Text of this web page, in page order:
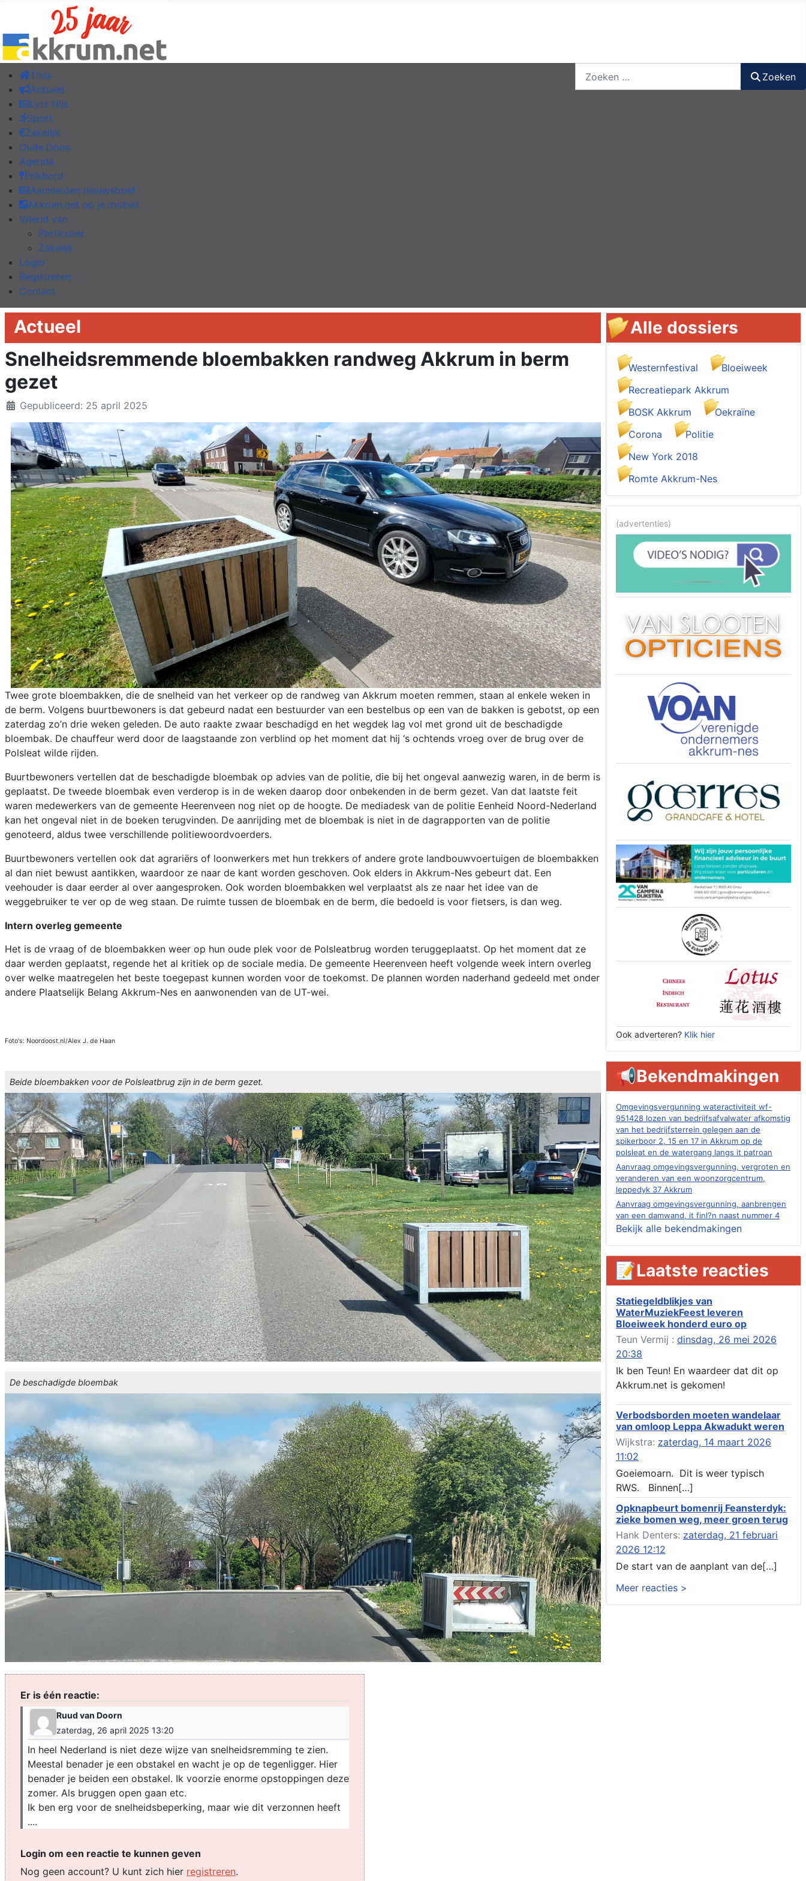
Thús
Actueel
Lyts Nijs
Sport
Zakelijk
Oude Doos
Agenda
Prikbord
Aanmelden nieuwsbrief
Akkrum.net op je mobiel
Vriend van
Particulier
Zakelijk
Login
Registreren
Contact
Zoeken
Actueel
Snelheidsremmende bloembakken randweg Akkrum in berm
gezet
DetailsGepubliceerd: 25 april 2025
Twee grote bloembakken, die de snelheid van het verkeer op de randweg van Akkrum moeten remmen, staan al enkele weken in
de berm. Volgens buurtbewoners is dat gebeurd nadat een bestuurder van een bestelbus op een van de bakken is gebotst, op een
zaterdag zo’n drie weken geleden. De auto raakte zwaar beschadigd en het wegdek lag vol met grond uit de beschadigde
bloembak. De chauffeur werd door de laagstaande zon verblind op het moment dat hij ‘s ochtends vroeg over de brug over de
Polsleat wilde rijden.
Buurtbewoners vertellen dat de beschadigde bloembak op advies van de politie, die bij het ongeval aanwezig waren, in de berm is
geplaatst. De tweede bloembak even verderop is in de weken daarop door onbekenden in de berm gezet. Van dat laatste feit
waren medewerkers van de gemeente Heerenveen nog niet op de hoogte. De mediadesk van de politie Eenheid Noord-Nederland
kan het ongeval niet in de boeken terugvinden. De aanrijding met de bloembak is niet in de dagrapporten van de politie
genoteerd, aldus twee verschillende politiewoordvoerders.
Buurtbewoners vertellen ook dat agrariërs of loonwerkers met hun trekkers of andere grote landbouwvoertuigen de bloembakken
al dan niet bewust aantikken, waardoor ze naar de kant worden geschoven. Ook elders in Akkrum-Nes gebeurt dat. Een
veehouder is daar eerder al over aangesproken. Ook worden bloembakken wel verplaatst als ze naar het idee van de
weggebruiker te ver op de weg staan. De ruimte tussen de bloembak en de berm, die bedoeld is voor fietsers, is dan weg.
Intern overleg gemeente
Het is de vraag of de bloembakken weer op hun oude plek voor de Polsleatbrug worden teruggeplaatst. Op het moment dat ze
daar werden geplaatst, regende het al kritiek op de sociale media. De gemeente Heerenveen heeft volgende week intern overleg
over welke maatregelen het beste toegepast kunnen worden voor de toekomst. De plannen worden naderhand gedeeld met onder
andere Plaatselijk Belang Akkrum-Nes en aanwonenden van de UT-wei.
Foto's: Noordoost.nl/Alex J. de Haan
Beide bloembakken voor de Polsleatbrug zijn in de berm gezet.
De beschadigde bloembak
Er is één reactie:
Ruud van Doorn
zaterdag, 26 april 2025 13:20
In heel Nederland is niet deze wijze van snelheidsremming te zien.
Meestal benader je een obstakel en wacht je op de tegenligger. Hier
benader je beiden een obstakel. Ik voorzie enorme opstoppingen deze
zomer. Als bruggen open gaan etc.
Ik ben erg voor de snelheidsbeperking, maar wie dit verzonnen heeft
....
Login om een reactie te kunnen geven
Nog geen account? U kunt zich hier registreren.
Alle dossiers
Westernfestival
Bloeiweek
Recreatiepark Akkrum
BOSK Akkrum
Oekraïne
Corona
Politie
New York 2018
Romte Akkrum-Nes
(advertenties)
Ook adverteren? Klik hier
📢Bekendmakingen
Omgevingsvergunning wateractiviteit wf-
951428 lozen van bedrijfsafvalwater afkomstig
van het bedrijfsterrein gelegen aan de
spikerboor 2, 15 en 17 in Akkrum op de
polsleat en de watergang langs it patroan
Aanvraag omgevingsvergunning, vergroten en
veranderen van een woonzorgcentrum,
leppedyk 37 Akkrum
Aanvraag omgevingsvergunning, aanbrengen
van een damwand, it finl?n naast nummer 4
Akkrum
Verlening omgevingsvergunning, tijdelijk
gebruik openbare ruimte 02-10 t/m 02-11-
Aanvraag omgevingsvergunning, tijdelijk
gebruik openbare ruimte 02-10 t/m 02-11-
2026, sitadel voor nr 6 te Akkrum
Verlenging beslistermijn aanvraag
omgevingsvergunning, heechein 28, 8491 em
Aanvraag omgevingsvergunning, veranderen
van een woning (voordeur en dakkapel),
Aanvraag omgevingsvergunning
wateractiviteit wf-1012586 aanbrengen van
asfalt t.b.v. onderhoud fietspad t.h.v
boarnsterdyk, Akkrum
Locatiestudie Akkrum
Verlening ontheffing geluid, boarnsw?l
Akkrum
Kennisgeving vergunningaanvraag voor het -
bouwwerken, werken en objecten in of bij
een oppervlaktewaterlichaam, niet zijnde de
noordzee, of waterkering in beheer bij het rijk
te Akkrum
Verlening omgevingsvergunning, veranderen
nabij nummer 6 Akkrum
Bekijk alle bekendmakingen
📝Laatste reacties
Statiegeldblikjes van
WaterMuziekFeest leveren
Bloeiweek honderd euro op
Teun Vermij : dinsdag, 26 mei 2026
20:38
Ik ben Teun! En waardeer dat dit op
Akkrum.net is gekomen!
Verbodsborden moeten wandelaar
van omloop Leppa Akwadukt weren
Wijkstra: zaterdag, 14 maart 2026
11:02
Goeiemoarn. Dit is weer typisch
RWS. Binnen[…]
Opknapbeurt bomenrij Feansterdyk:
zieke bomen weg, meer groen terug
Hank Denters: zaterdag, 21 februari
2026 12:12
De start van de aanplant van de[…]
Meer reacties >